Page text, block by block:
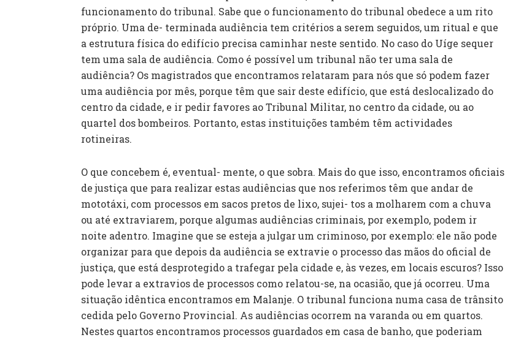
funcionamento do tribunal. Sabe que o funcionamento do tribunal obedece a um rito
próprio. Uma de- terminada audiência tem critérios a serem seguidos, um ritual e que
a estrutura física do edifício precisa caminhar neste sentido. No caso do Uíge sequer
tem uma sala de audiência. Como é possível um tribunal não ter uma sala de
audiência? Os magistrados que encontramos relataram para nós que só podem fazer
uma audiência por mês, porque têm que sair deste edifício, que está deslocalizado do
centro da cidade, e ir pedir favores ao Tribunal Militar, no centro da cidade, ou ao
quartel dos bombeiros. Portanto, estas instituições também têm actividades
rotineiras.
O que concebem é, eventual- mente, o que sobra. Mais do que isso, encontramos oficiais
de justiça que para realizar estas audiências que nos referimos têm que andar de
mototáxi, com processos em sacos pretos de lixo, sujei- tos a molharem com a chuva
ou até extraviarem, porque algumas audiências criminais, por exemplo, podem ir
noite adentro. Imagine que se esteja a julgar um criminoso, por exemplo: ele não pode
organizar para que depois da audiência se extravie o processo das mãos do oficial de
justiça, que está desprotegido a trafegar pela cidade e, às vezes, em locais escuros? Isso
pode levar a extravios de processos como relatou-se, na ocasião, que já ocorreu. Uma
situação idêntica encontramos em Malanje. O tribunal funciona numa casa de trânsito
cedida pelo Governo Provincial. As audiências ocorrem na varanda ou em quartos.
Nestes quartos encontramos processos guardados em casa de banho, que poderiam